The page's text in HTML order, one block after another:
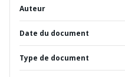
Auteur
Date du document
Type de document